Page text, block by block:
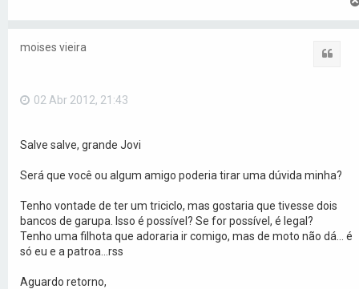
moises vieira
02 Abr 2012, 21:43
Salve salve, grande Jovi
Será que você ou algum amigo poderia tirar uma dúvida minha?
Tenho vontade de ter um triciclo, mas gostaria que tivesse dois
bancos de garupa. Isso é possível? Se for possível, é legal?
Tenho uma filhota que adoraria ir comigo, mas de moto não dá... é
só eu e a patroa...rss
Aguardo retorno,